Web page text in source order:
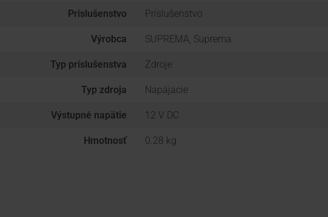
Prislušenstvo Príslušenstvo
Výrobca SUPREMA, Suprema
Typ príslušenstva Zdroje
Typ zdroja Napájacie
Výstupné napätie 12 V DC
Hmotnosť 0.28 kg